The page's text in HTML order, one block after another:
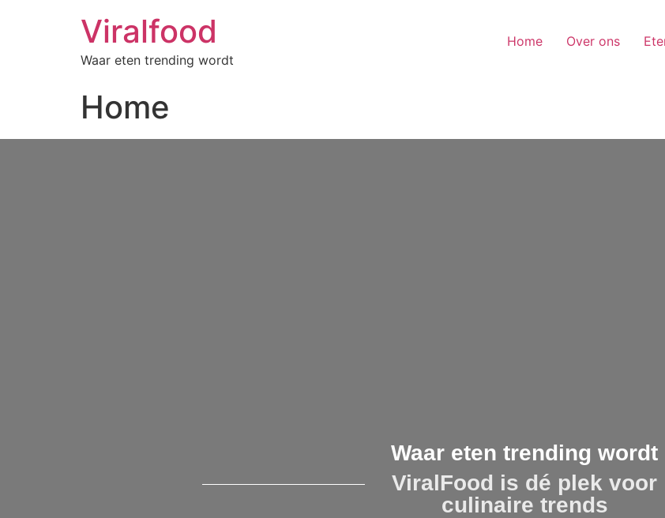
Viralfood
Waar eten trending wordt
Home Over ons
Home
Waar eten trending wordt
ViralFood is dé plek voor
culinaire trends